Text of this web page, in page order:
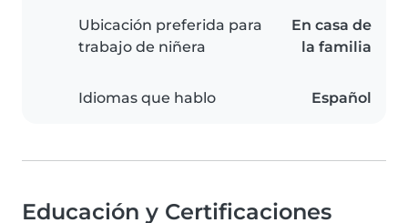
Ubicación preferida para
trabajo de niñera
En casa de
la familia
Idiomas que hablo Español
Educación y Certificaciones